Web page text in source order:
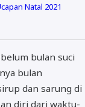
Natal 2021
bulan suci
bulan
dan sarung di
diri dari waktu-